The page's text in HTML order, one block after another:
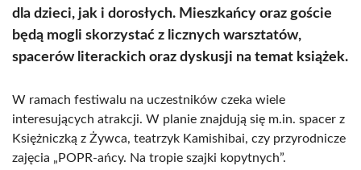
dla dzieci, jak i dorosłych. Mieszkańcy oraz goście
będą mogli skorzystać z licznych warsztatów,
spacerów literackich oraz dyskusji na temat książek.
W ramach festiwalu na uczestników czeka wiele
interesujących atrakcji. W planie znajdują się m.in. spacer z
Księżniczką z Żywca, teatrzyk Kamishibai, czy przyrodnicze
zajęcia „POPR-ańcy. Na tropie szajki kopytnych”.